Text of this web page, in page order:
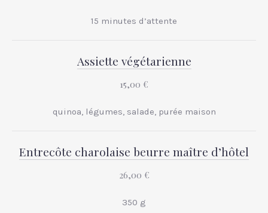
15 minutes d’attente
Assiette végétarienne
15,00 €
quinoa, légumes, salade, purée maison
Entrecôte charolaise beurre maître d’hôtel
26,00 €
350 g